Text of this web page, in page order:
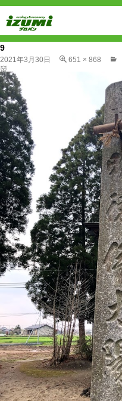
9
2021年3月30日 651 × 868
👹